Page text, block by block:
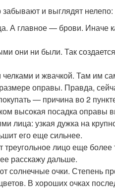
и выглядят нелепо:
А главное — брови. Иначе
они ни были. Так
челками и жвачкой. Там им
оправы. Правда,
— причина во 2
высокая посадка оправы
лица: узкая дужка на
его еще сильнее.
лицо еще более
расскажу дальше.
солнечные очки. Степень
В хороших очках